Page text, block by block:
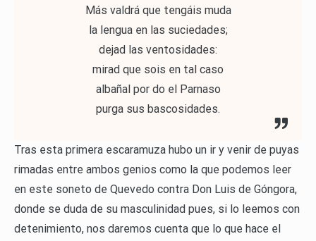
Más valdrá que tengáis muda
la lengua en las suciedades;
dejad las ventosidades:
mirad que sois en tal caso
albañal por do el Parnaso
purga sus bascosidades.
Tras esta primera escaramuza hubo un ir y venir de puyas
rimadas entre ambos genios como la que podemos leer
en este soneto de Quevedo contra Don Luis de Góngora,
donde se duda de su masculinidad pues, si lo leemos con
detenimiento, nos daremos cuenta que lo que hace el